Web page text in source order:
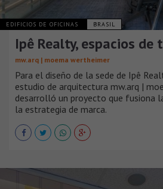
EDIFICIOS DE OFICINAS BRASIL
Ipê Realty, espacios de
mw.arq | moema wertheimer
Para el diseño de la sede de Ipê
estudio de arquitectura mw.arq |
desarrolló un proyecto que fusiona
la estrategia de marca.